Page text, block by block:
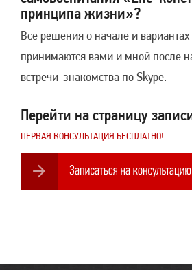
принципа жизни»?
Все решения о начале и вариантах
принимаются вами и мной после
встречи-знакомства по Skype.
Перейти на страницу
ПЕРВАЯ КОНСУЛЬТАЦИЯ БЕСПЛАТНО!